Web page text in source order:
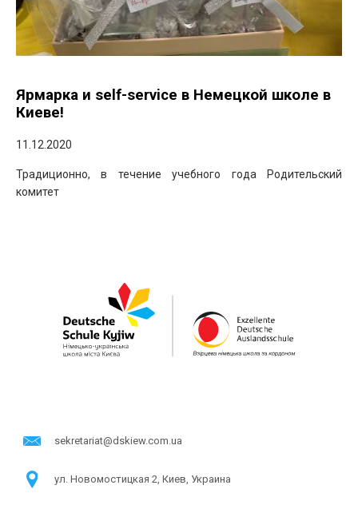
Ярмарка и self-service в Немецкой школе в
Киеве!
11.12.2020
Традиционно, в течение учебного года Родительский
комитет
sekretariat@dskiew.com.ua
ул. Новомостицкая 2, Киев, Украина